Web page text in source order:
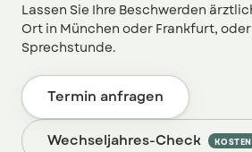
Lassen Sie Ihre Beschwerden
Ort in München oder Frankfurt,
Sprechstunde.
Termin anfragen
Wechseljahres-Check